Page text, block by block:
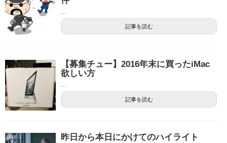
...
記事を読む
【募集チュー】2016年末に買ったiMac
欲しい方
...
記事を読む
昨日から本日にかけてのハイライト